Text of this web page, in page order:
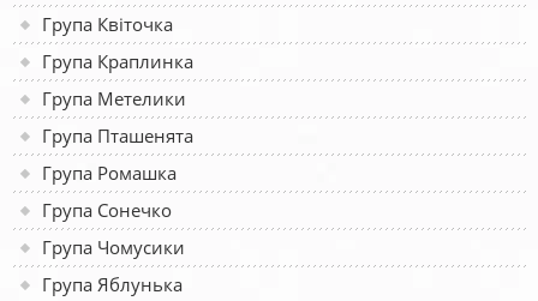
Група Квіточка
Група Краплинка
Група Метелики
Група Пташенята
Група Ромашка
Група Сонечко
Група Чомусики
Група Яблунька